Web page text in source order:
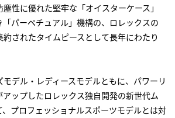
性に優れた堅牢な「オイスターケース」
「パーペチュアル」機構の、ロレックスの
されたタイムピースとして長年にわたり
デル・レディースモデルともに、パワーリ
ップしたロレックス独自開発の新世代ム
プロフェッショナルスポーツモデルとは対